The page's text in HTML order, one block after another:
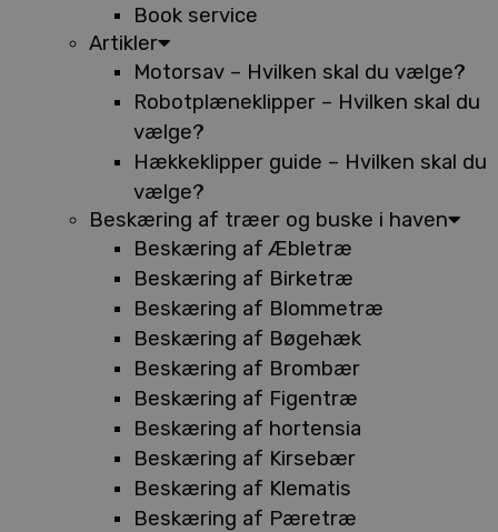
Book service
Artikler
Motorsav – Hvilken skal du vælge?
Robotplæneklipper – Hvilken skal du
vælge?
Hækkeklipper guide – Hvilken skal du
vælge?
Beskæring af træer og buske i haven
Beskæring af Æbletræ
Beskæring af Birketræ
Beskæring af Blommetræ
Beskæring af Bøgehæk
Beskæring af Brombær
Beskæring af Figentræ
Beskæring af hortensia
Beskæring af Kirsebær
Beskæring af Klematis
Beskæring af Pæretræ